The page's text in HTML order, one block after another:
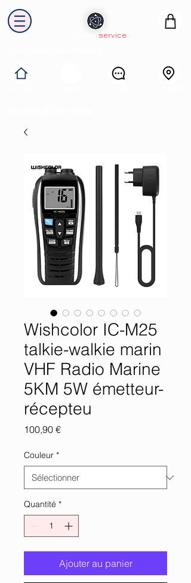
service
Wishcolor IC-M25
talkie-walkie marin
VHF Radio Marine
5KM 5W émetteur-
récepteu
100,90 €Prix
Couleur *
Quantité *
Ajouter au panier